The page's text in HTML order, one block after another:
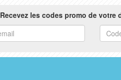
Recevez les codes promo de votre